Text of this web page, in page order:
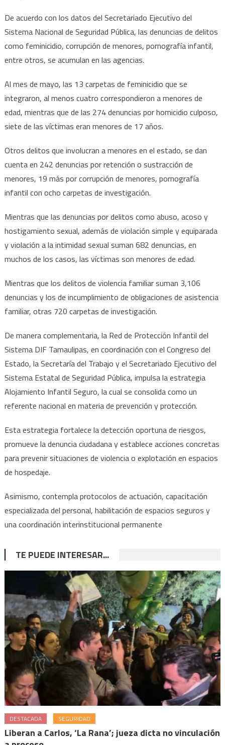
De acuerdo con los datos del Secretariado Ejecutivo del
Sistema Nacional de Seguridad Pública, las denuncias de delitos
como feminicidio, corrupción de menores, pornografía infantil,
entre otros, se acumulan en las agencias.
Al mes de mayo, las 13 carpetas de feminicidio que se
integraron, al menos cuatro correspondieron a menores de
edad, mientras que de las 274 denuncias por homicidio culposo,
siete de las víctimas eran menores de 17 años.
Otros delitos que involucran a menores en el estado, se dan
cuenta en 242 denuncias por retención o sustracción de
menores, 19 más por corrupción de menores, pornografía
infantil con ocho carpetas de investigación.
Mientras que las denuncias por delitos como abuso, acoso y
hostigamiento sexual, además de violación simple y equiparada
y violación a la intimidad sexual suman 682 denuncias, en
muchos de los casos, las víctimas son menores de edad.
Mientras que los delitos de violencia familiar suman 3,106
denuncias y los de incumplimiento de obligaciones de asistencia
familiar, otras 720 carpetas de investigación.
De manera complementaria, la Red de Protección Infantil del
Sistema DIF Tamaulipas, en coordinación con el Congreso del
Estado, la Secretaría del Trabajo y el Secretariado Ejecutivo del
Sistema Estatal de Seguridad Pública, impulsa la estrategia
Alojamiento Infantil Seguro, la cual se consolida como un
referente nacional en materia de prevención y protección.
Esta estrategia fortalece la detección oportuna de riesgos,
promueve la denuncia ciudadana y establece acciones concretas
para prevenir situaciones de violencia o explotación en espacios
de hospedaje.
Asimismo, contempla protocolos de actuación, capacitación
especializada del personal, habilitación de espacios seguros y
una coordinación interinstitucional permanente
TE PUEDE INTERESAR...
DESTACADA SEGURIDAD
Liberan a Carlos, ‘La Rana’; jueza dicta no vinculación